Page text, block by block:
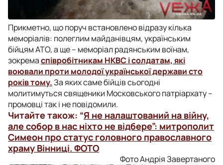
Прикметно, що поруч встановлено відразу кілька
меморіалів: полеглим майданівцям, українським
бійцям АТО, а ще – меморіал радянським воїнам,
зокремаспівробітникам НКВС і солдатам, які
воювали проти молодої української держави сто
років тому.За яких саме бійців сьогодні
молитимуться священики Московського патріархату –
промовці так і не повідомили.
Читайте також: “Я не налаштований на війну,
але собор в нас ніхто не відбере”: митрополит
Симеон про статус головного православного
храму Вінниці. ФОТО
Фото Андрія Завертаного